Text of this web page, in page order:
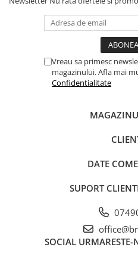
Vreau sa primesc
magazinului. Afla mai
Confidentialitate
DATE
SUPORT
SOCIAL